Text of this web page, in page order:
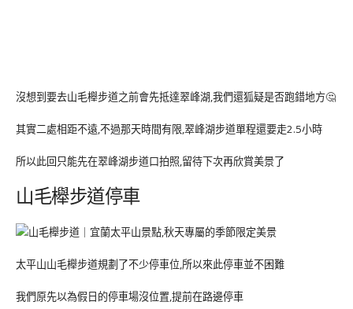
沒想到要去山毛櫸步道之前會先抵達翠峰湖,我們還狐疑是否跑錯地方🤔
其實二處相距不遠,不過那天時間有限,翠峰湖步道單程還要走2.5小時
所以此回只能先在翠峰湖步道口拍照,留待下次再欣賞美景了
山毛櫸步道停車
太平山山毛櫸步道規劃了不少停車位,所以來此停車並不困難
我們原先以為假日的停車場沒位置,提前在路邊停車